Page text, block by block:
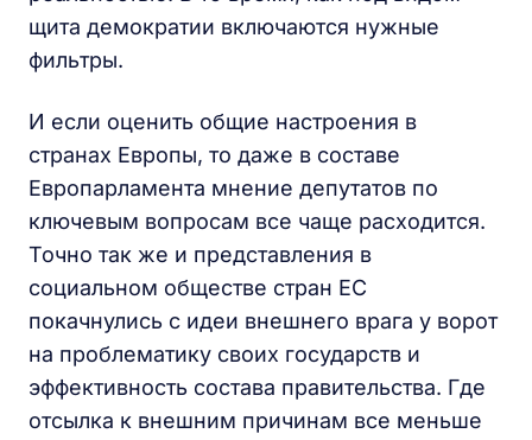
щита демократии включаются нужные
фильтры.
И если оценить общие настроения в
странах Европы, то даже в составе
Европарламента мнение депутатов по
ключевым вопросам все чаще расходится.
Точно так же и представления в
социальном обществе стран ЕС
покачнулись с идеи внешнего врага у ворот
на проблематику своих государств и
эффективность состава правительства. Где
отсылка к внешним причинам все меньше